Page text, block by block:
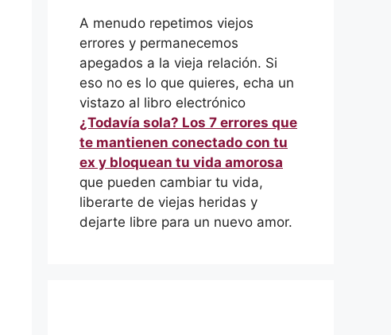
A menudo repetimos viejos
errores y permanecemos
apegados a la vieja relación. Si
eso no es lo que quieres, echa un
vistazo al libro electrónico
¿Todavía sola? Los 7 errores que
te mantienen conectado con tu
ex y bloquean tu vida amorosa
que pueden cambiar tu vida,
liberarte de viejas heridas y
dejarte libre para un nuevo amor.